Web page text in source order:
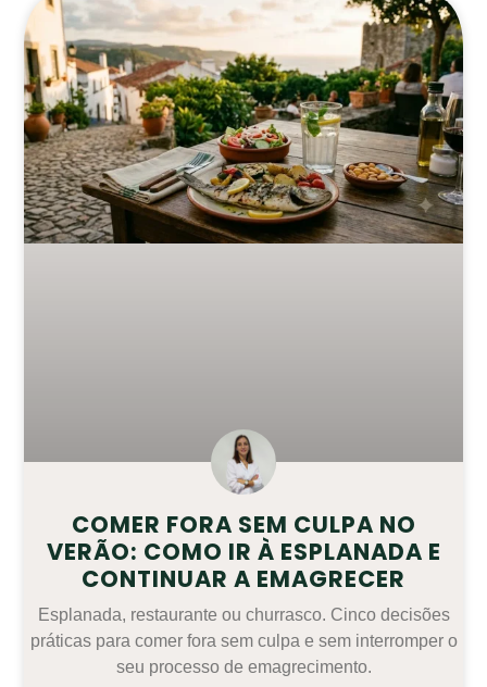
COMER FORA SEM CULPA NO
VERÃO: COMO IR À ESPLANADA E
CONTINUAR A EMAGRECER
Esplanada, restaurante ou churrasco. Cinco decisões
práticas para comer fora sem culpa e sem interromper o
seu processo de emagrecimento.